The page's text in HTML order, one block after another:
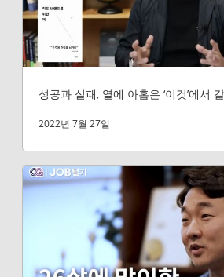
성공과 실패, 열에 아홉은 ‘이것’에서
2022년 7월 27일